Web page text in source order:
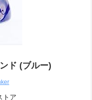
ド (ブルー)
トア